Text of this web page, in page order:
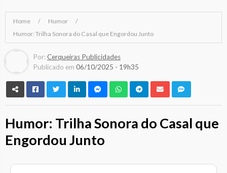
Home
Humor
Humor: Trilha Sonora do Casal que Engordou Junto
Por:Cerqueiras Publicidades
Publicado em 06/10/2025 - 19h35
Humor: Trilha Sonora do Casal que
Engordou Junto